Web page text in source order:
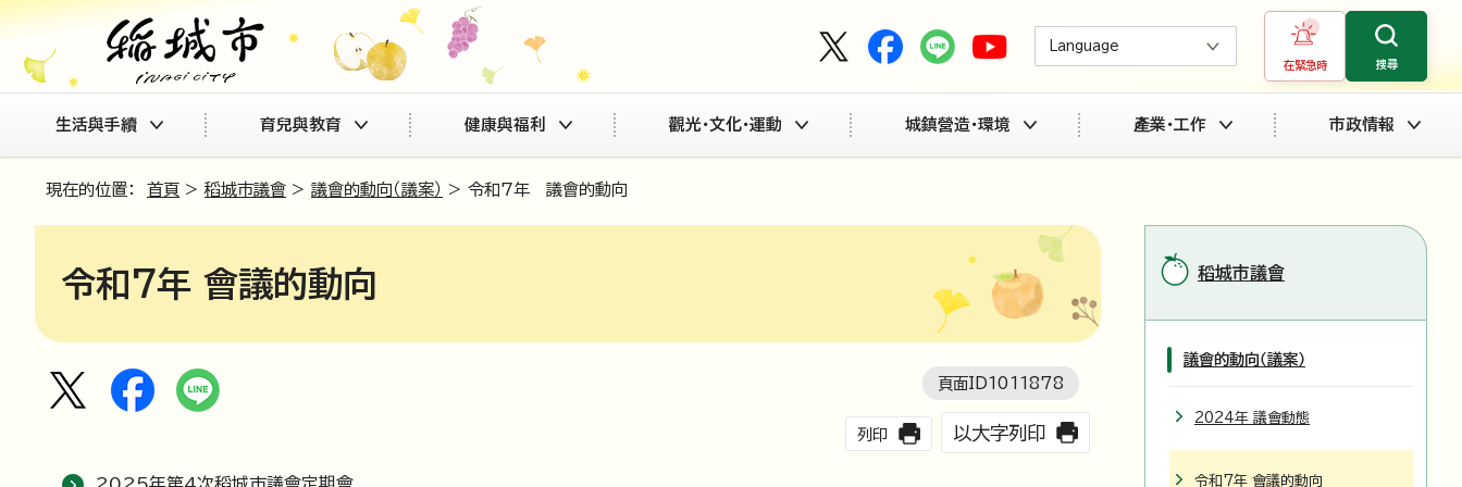
Language
在緊急時 搜尋
生活與手續 育兒與教育 健康與福利 觀光・文化・運動 城鎮營造・環境 產業・工作 市政情報
現在的位置： 首頁 > 稻城市議會 > 議會的動向（議案） > 令和7年 議會的動向
令和7年 會議的動向
頁面ID1011878
列印 以大字列印
稻城市議會
議會的動向（議案）
2024年 議會動態
令和7年 會議的動向